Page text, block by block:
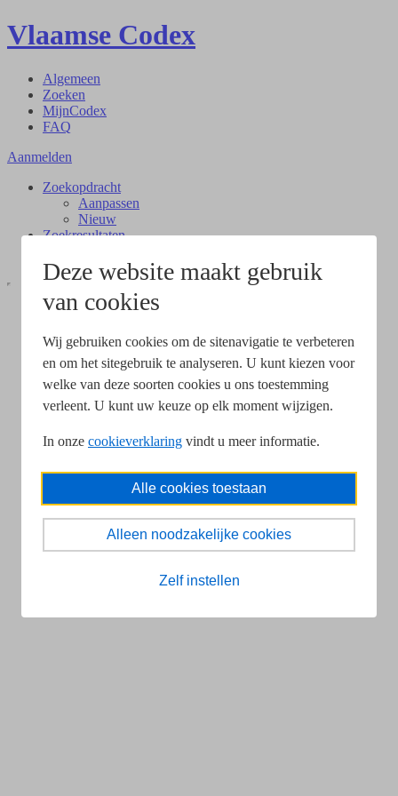
Deze website maakt gebruik
van cookies
Wij gebruiken cookies om de sitenavigatie te verbeteren
en om het sitegebruik te analyseren. U kunt kiezen voor
welke van deze soorten cookies u ons toestemming
verleent. U kunt uw keuze op elk moment wijzigen.
In onze cookieverklaring vindt u meer informatie.
Alle cookies toestaan
Alleen noodzakelijke cookies
Zelf instellen
Vlaamse Codex
Algemeen
Zoeken
MijnCodex
FAQ
Aanmelden
Zoekopdracht
Aanpassen
Nieuw
Zoekresultaten